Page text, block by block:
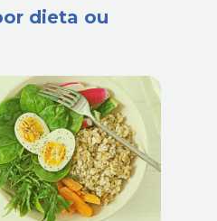
dieta ou